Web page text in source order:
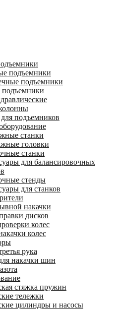
подъемники
подъемники
подъемников
станки
головки
станки
для балансировочных
стенды
для станков
накачки
дисков
колес
колес
рука
накачки шин
стяжка пружин
тележки
цилиндры и насосы